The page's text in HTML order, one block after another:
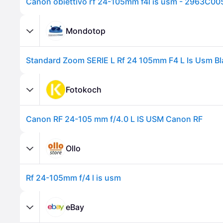
Mondotop
Fotokoch
Canon RF 24-105 mm f/4.0 L IS USM Canon RF
Ollo
Rf 24-105mm f/4 l is usm
eBay